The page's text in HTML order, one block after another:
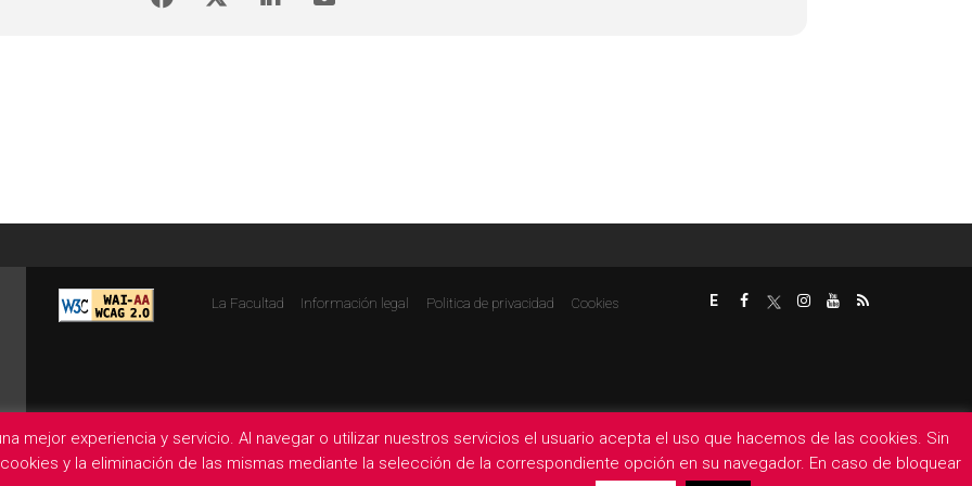
La Facultad Información legal Politica de privacidad Cookies E
mejor experiencia y servicio. Al navegar o utilizar nuestros servicios el usuario acepta el uso que hacemos de las cookies. Sin
y la eliminación de las mismas mediante la selección de la correspondiente opción en su navegador. En caso de bloquear